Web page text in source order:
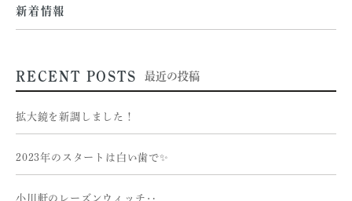
新着情報
RECENT POSTS 最近の投稿
拡大鏡を新調しました！
2023年のスタートは白い歯で✨
小川軒のレーズンウィッチ‥